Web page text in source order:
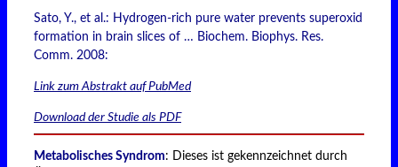
Sato, Y., et al.: Hydrogen-rich pure water prevents superoxid
formation in brain slices of … Biochem. Biophys. Res.
Comm. 2008:
Link zum Abstrakt auf PubMed
Download der Studie als PDF
Metabolisches Syndrom: Dieses ist gekennzeichnet durch